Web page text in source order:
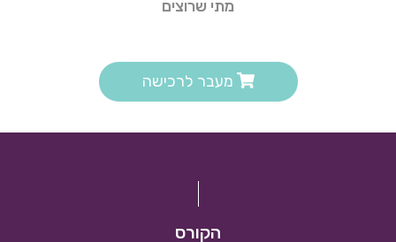
מתי שרוצים
מעבר לרכישה
הקורס